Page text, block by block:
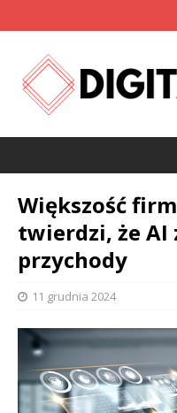
Większość
twierdzi, że AI
przychody
11 grudnia 2024